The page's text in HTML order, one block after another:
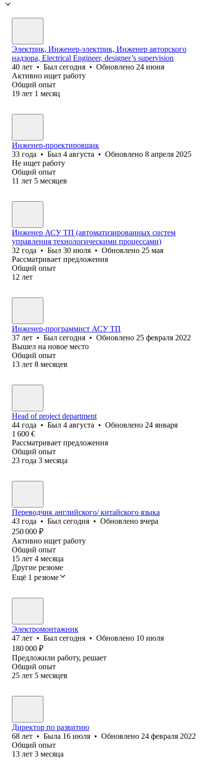
Электрик, Инженер-электрик, Инженер авторского
надзора, Electrical Engineer, designer’s supervision
40 лет • Был сегодня • Обновлено 24 июня
Активно ищет работу
Общий опыт
19 лет 1 месяц
Инженер-проектировщик
33 года • Был 4 августа • Обновлено 8 апреля 2025
Не ищет работу
Общий опыт
11 лет 5 месяцев
Инженер АСУ ТП (автоматизированных систем
управления технологическими процессами)
32 года • Был 30 июля • Обновлено 25 мая
Рассматривает предложения
Общий опыт
12 лет
Инженер-программист АСУ ТП
37 лет • Был сегодня • Обновлено 25 февраля 2022
Вышел на новое место
Общий опыт
13 лет 8 месяцев
Head of project department
44 года • Был 4 августа • Обновлено 24 января
1 600 €
Рассматривает предложения
Общий опыт
23 года 3 месяца
Переводчик английского/ китайского языка
43 года • Был сегодня • Обновлено вчера
250 000 ₽
Активно ищет работу
Общий опыт
15 лет 4 месяца
Другие резюме
Ещё 1 резюме
Электромонтажник
47 лет • Был сегодня • Обновлено 10 июля
180 000 ₽
Предложили работу, решает
Общий опыт
25 лет 5 месяцев
Директор по развитию
68 лет • Была 16 июля • Обновлено 24 февраля 2022
Общий опыт
13 лет 3 месяца